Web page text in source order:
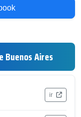
Buenos Aires
ir